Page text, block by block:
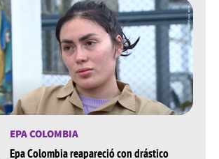
EPA COLOMBIA
Epa Colombia reapareció con drástico